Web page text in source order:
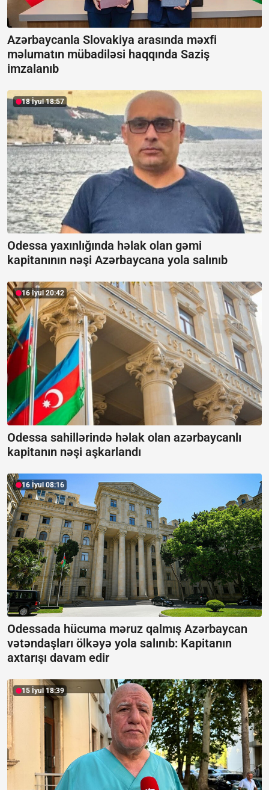
Azərbaycanla Slovakiya arasında məxfi
məlumatın mübadiləsi haqqında Saziş
imzalanıb
18 İyul 18:57
Odessa yaxınlığında həlak olan gəmi
kapitanının nəşi Azərbaycana yola salınıb
16 İyul 20:42
Odessa sahillərində həlak olan azərbaycanlı
kapitanın nəşi aşkarlandı
16 İyul 08:16
Odessada hücuma məruz qalmış Azərbaycan
vətəndaşları ölkəyə yola salınıb: Kapitanın
axtarışı davam edir
15 İyul 18:39